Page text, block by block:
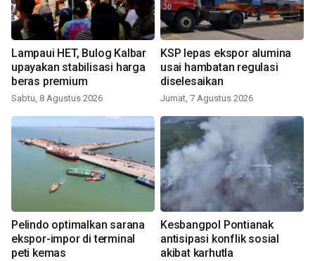
Lampaui HET, Bulog Kalbar
upayakan stabilisasi harga
beras premium
Sabtu, 8 Agustus 2026
KSP lepas ekspor alumina
usai hambatan regulasi
diselesaikan
Jumat, 7 Agustus 2026
Pelindo optimalkan sarana
ekspor-impor di terminal
peti kemas
Kesbangpol Pontianak
antisipasi konflik sosial
akibat karhutla